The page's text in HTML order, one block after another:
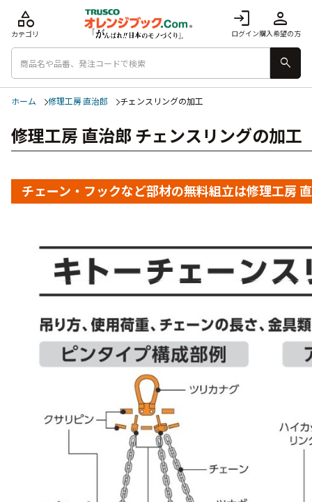
login
ログイン
person
購入希望の方
category
カテゴリ
search
ホーム 修理工房 直治郎 チェンスリングの加工
修理工房 直治郎 チェンスリングの加工
チェーン・フックなど部材の無料組立は修理工房